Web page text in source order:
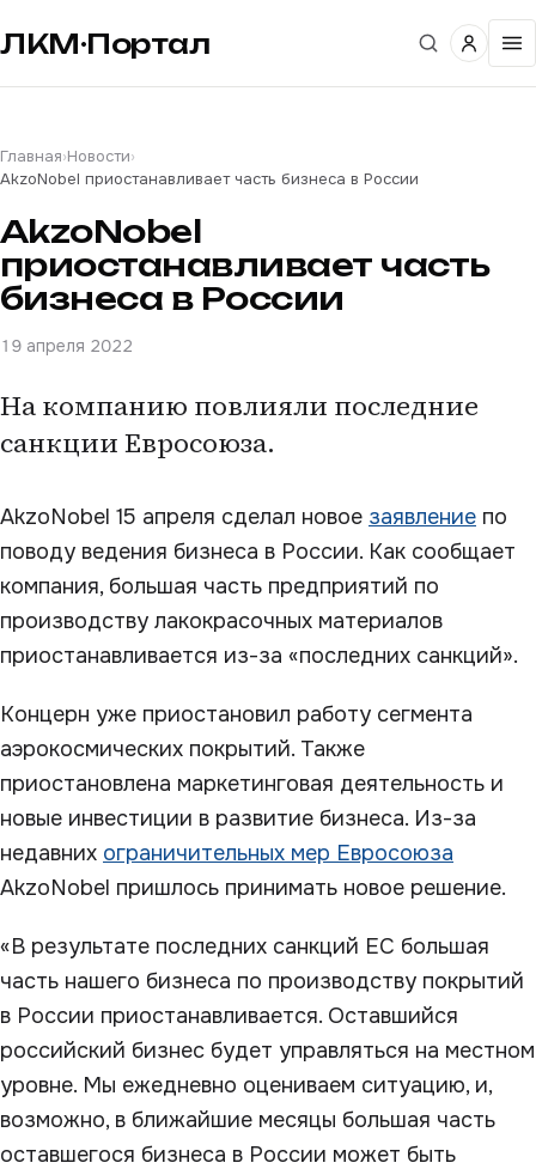
ЛКМ·Портал
Главная›Новости›
AkzoNobel приостанавливает часть бизнеса в России
AkzoNobel
приостанавливает часть
бизнеса в России
19 апреля 2022
На компанию повлияли последние
санкции Евросоюза.
AkzoNobel 15 апреля сделал новое заявление по
поводу ведения бизнеса в России. Как сообщает
компания, большая часть предприятий по
производству лакокрасочных материалов
приостанавливается из-за «последних санкций».
Концерн уже приостановил работу сегмента
аэрокосмических покрытий. Также
приостановлена маркетинговая деятельность и
новые инвестиции в развитие бизнеса. Из-за
недавних ограничительных мер Евросоюза
AkzoNobel пришлось принимать новое решение.
«В результате последних санкций ЕС большая
часть нашего бизнеса по производству покрытий
в России приостанавливается. Оставшийся
российский бизнес будет управляться на местном
уровне. Мы ежедневно оцениваем ситуацию, и,
возможно, в ближайшие месяцы большая часть
оставшегося бизнеса в России может быть